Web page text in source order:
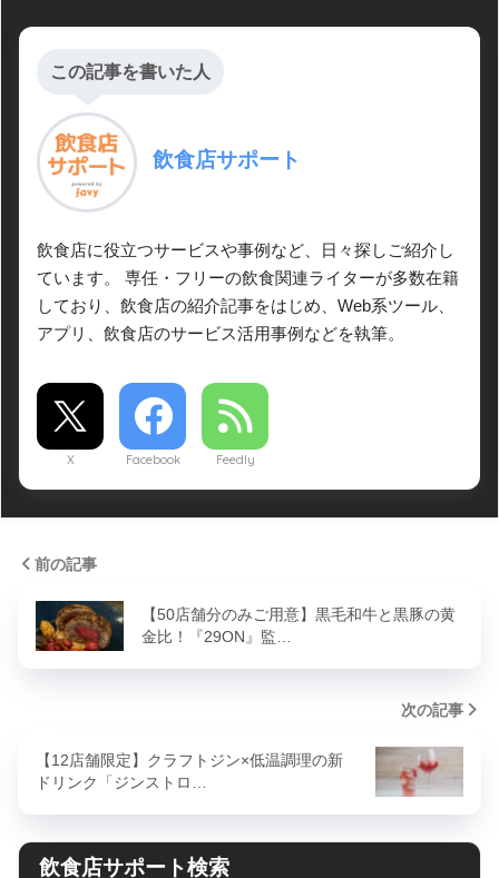
この記事を書いた人
飲食店サポート
飲食店に役立つサービスや事例など、日々探しご紹介し
ています。 専任・フリーの飲食関連ライターが多数在籍
しており、飲食店の紹介記事をはじめ、Web系ツール、
アプリ、飲食店のサービス活用事例などを執筆。
X Facebook Feedly
前の記事
【50店舗分のみご用意】黒毛和牛と黒豚の黄
金比！『29ON』監…
次の記事
【12店舗限定】クラフトジン×低温調理の新
ドリンク「ジンストロ…
飲食店サポート検索